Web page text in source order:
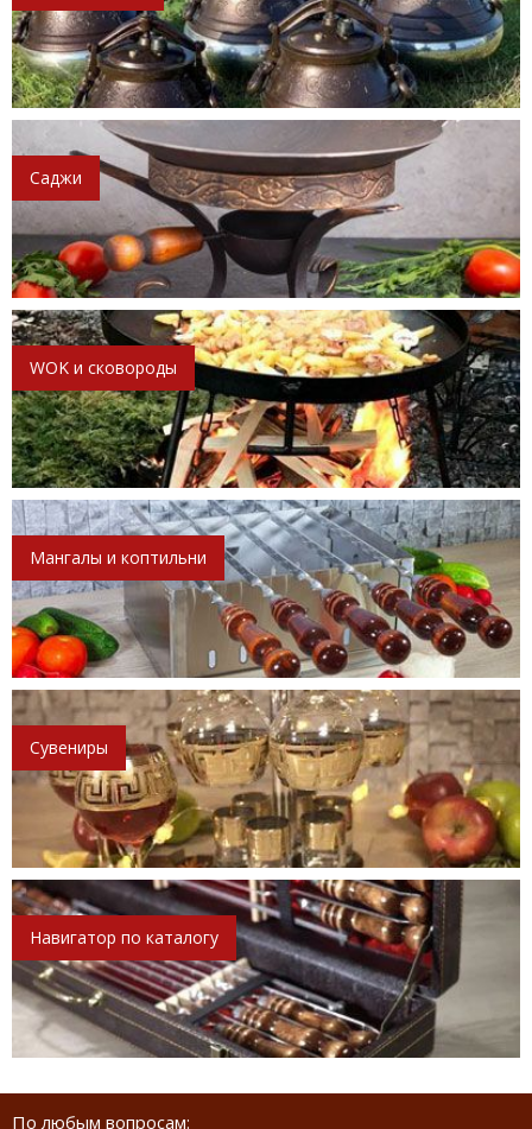
Саджи
WOK и сковороды
Мангалы и коптильни
Сувениры
Навигатор по каталогу
По любым вопросам: